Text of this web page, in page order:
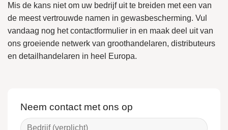
Mis de kans niet om uw bedrijf uit te breiden met een van
de meest vertrouwde namen in gewasbescherming. Vul
vandaag nog het contactformulier in en maak deel uit van
ons groeiende netwerk van groothandelaren, distributeurs
en detailhandelaren in heel Europa.
Neem contact met ons op